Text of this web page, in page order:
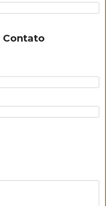
Contato